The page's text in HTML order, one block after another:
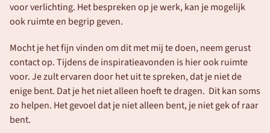
voor verlichting. Het bespreken op je werk, kan je mogelijk
ook ruimte en begrip geven.
Mocht je het fijn vinden om dit met mij te doen, neem gerust
contact op. Tijdens de inspiratieavonden is hier ook ruimte
voor. Je zult ervaren door het uit te spreken, dat je niet de
enige bent. Dat je het niet alleen hoeft te dragen.  Dit kan soms
zo helpen. Het gevoel dat je niet alleen bent, je niet gek of raar
bent.